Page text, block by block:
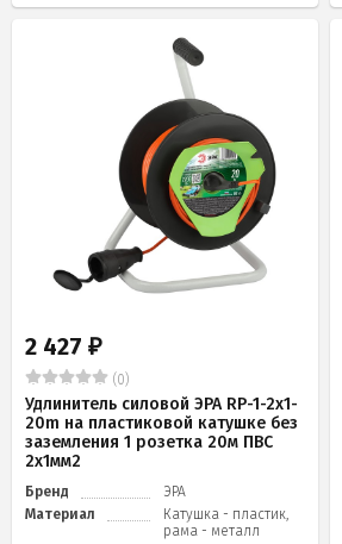
2 427 ₽
(0)
Удлинитель силовой ЭРА RP-1-2x1-
20m на пластиковой катушке без
заземления 1 розетка 20м ПВС
2х1мм2
Бренд
ЭРА
Материал
Катушка - пластик,
рама - металл